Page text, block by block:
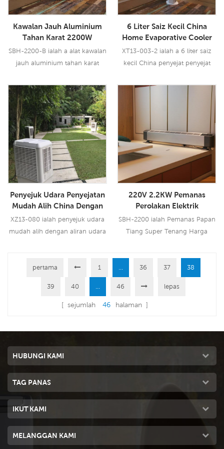
Kawalan Jauh Aluminium
Tahan Karat 2200W
Pemanas Elektrik Perolakan
Pemanas Papan Skirting
SBH-2200-B ialah a alat kawalan
jauh aluminium tahan karat
elektrik papan skirting.
Baca Lebih Lanjut
6 Liter Saiz Kecil China
Home Evaporative Cooler
Kilang Kipas Penyejuk Udara
Mudah Alih
XT13-003-2 ialah a 6 liter saiz
kecil China penyejat penyejat
udara mudah alih dengan aliran
udara 300CMH, 3 kelajuan
Penyejuk Udara Penyejatan
Mudah Alih China Dengan
Kapasiti Tangki Air Besar
8000 CMH Aliran Udara
XZ13-080 ialah penyejuk udara
mudah alih dengan aliran udara
220V 2.2KW Pemanas
Perolakan Elektrik
Baseboard Heater Harga
Berpatutan
SBH-2200 ialah Pemanas Papan
Tiang Super Tenang Harga
perlindungan keselamatan.
Baca Lebih Lanjut
pertama 1 ... 36 37 38
39 40 ... 46 lepas
[ sejumlah 46 halaman ]
HUBUNGI KAMI
TAG PANAS
IKUT KAMI
MELANGGAN KAMI